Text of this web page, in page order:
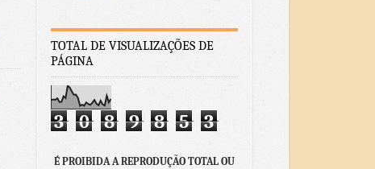
TOTAL DE VISUALIZAÇÕES DE
PÁGINA
3 0 8 9 8 5 3
É PROIBIDA A REPRODUÇÃO TOTAL OU